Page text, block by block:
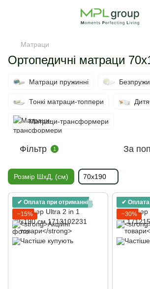
Матраци
Ортопедичні матраци
Матраци пружинні
Тонкі матраци-топпери
Матраци-трансформери
Фільтр 1 За
Розмір ШхД, (см) 70х190
✔ Оплата при отриманні
−15%
✔ Оплата
−30%